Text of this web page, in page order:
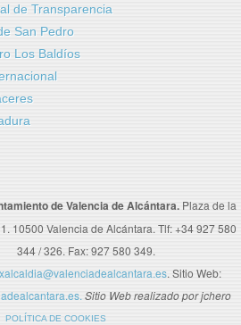
de Transparencia
San Pedro
Los Baldíos
de Valencia de Alcántara. Plaza de la
10500 Valencia de Alcántara. Tlf: +34 927 580
344 / 326. Fax: 927 580 349.
. Sitio Web:
Sitio Web realizado por jchero
POLÍTICA DE COOKIES